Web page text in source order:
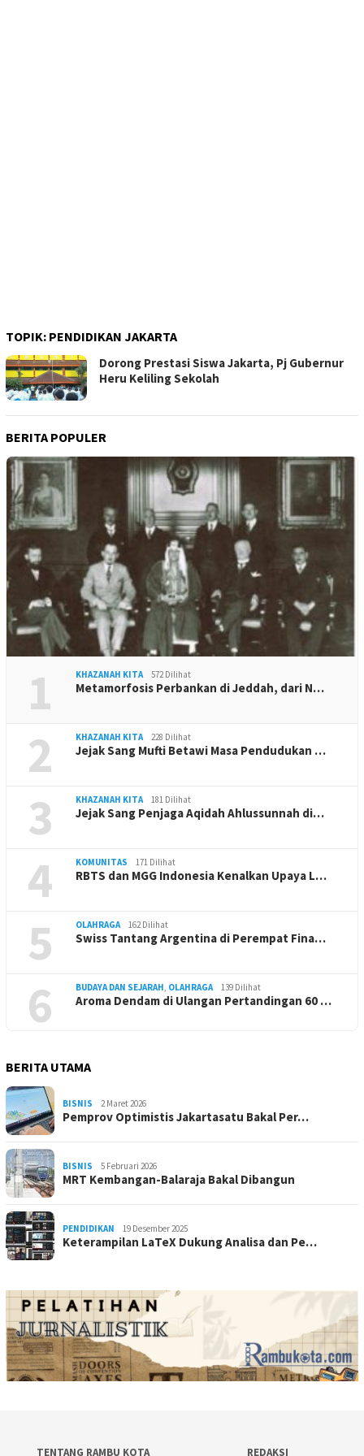
TOPIK: PENDIDIKAN JAKARTA
Dorong Prestasi Siswa Jakarta, Pj Gubernur
Heru Keliling Sekolah
BERITA POPULER
1 KHAZANAH KITA 572 Dilihat
Metamorfosis Perbankan di Jeddah, dari N…
2 KHAZANAH KITA 228 Dilihat
Jejak Sang Mufti Betawi Masa Pendudukan …
3 KHAZANAH KITA 181 Dilihat
Jejak Sang Penjaga Aqidah Ahlussunnah di…
4 KOMUNITAS 171 Dilihat
RBTS dan MGG Indonesia Kenalkan Upaya L…
5 OLAHRAGA 162 Dilihat
Swiss Tantang Argentina di Perempat Fina…
6 BUDAYA DAN SEJARAH, OLAHRAGA 139 Dilihat
Aroma Dendam di Ulangan Pertandingan 60 …
BERITA UTAMA
BISNIS 2 Maret 2026
Pemprov Optimistis Jakartasatu Bakal Per…
BISNIS 5 Februari 2026
MRT Kembangan-Balaraja Bakal Dibangun
PENDIDIKAN 19 Desember 2025
Keterampilan LaTeX Dukung Analisa dan Pe…
TENTANG RAMBU KOTA REDAKSI